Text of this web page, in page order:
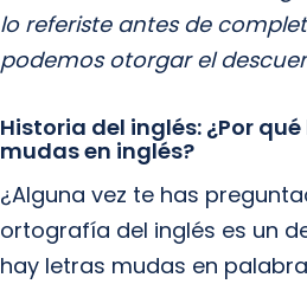
lo referiste antes de
podemos otorgar el
Historia del inglés: ¿Por
mudas en inglés?
¿Alguna vez te has
ortografía del inglés es un
hay letras mudas en